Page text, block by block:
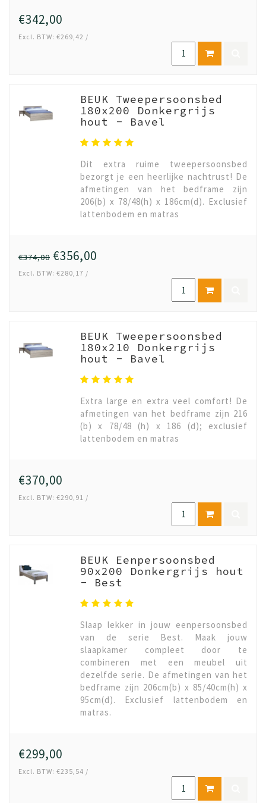
€342,00
Excl. BTW: €269,42 /
BEUK Tweepersoonsbed
180x200 Donkergrijs
hout - Bavel
Dit extra ruime tweepersoonsbed
bezorgt je een heerlijke nachtrust! De
afmetingen van het bedframe zijn
206(b) x 78/48(h) x 186cm(d). Exclusief
lattenbodem en matras
€374,00 €356,00
Excl. BTW: €280,17 /
BEUK Tweepersoonsbed
180x210 Donkergrijs
hout - Bavel
Extra large en extra veel comfort! De
afmetingen van het bedframe zijn 216
(b) x 78/48 (h) x 186 (d); exclusief
lattenbodem en matras
€370,00
Excl. BTW: €290,91 /
BEUK Eenpersoonsbed
90x200 Donkergrijs hout
- Best
Slaap lekker in jouw eenpersoonsbed
van de serie Best. Maak jouw
slaapkamer compleet door te
combineren met een meubel uit
dezelfde serie. De afmetingen van het
bedframe zijn 206cm(b) x 85/40cm(h) x
95cm(d). Exclusief lattenbodem en
matras.
€299,00
Excl. BTW: €235,54 /